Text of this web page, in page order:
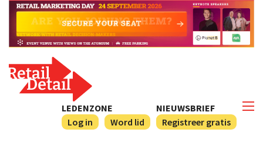
NIEUWSBRIEF
Registreer gratis
LEDENZONE
Log in
Word lid